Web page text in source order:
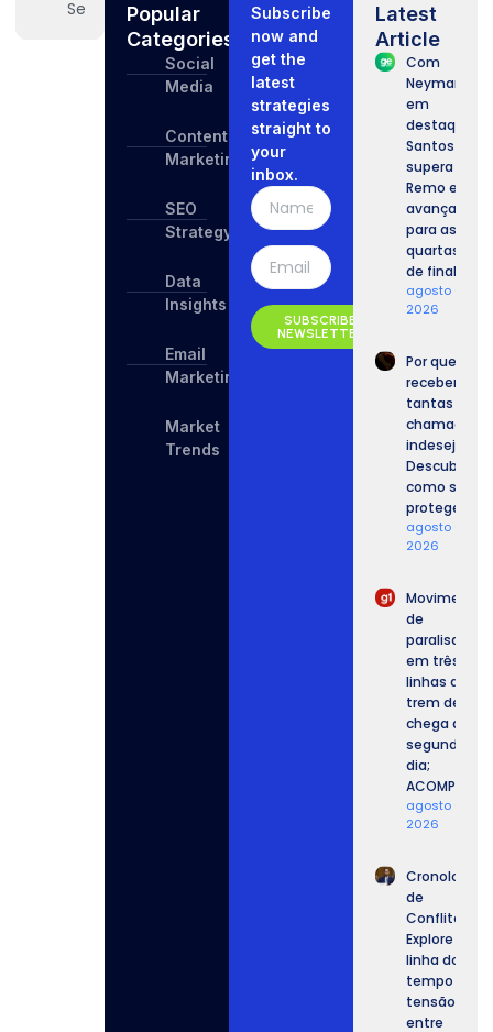
Popular
Categories
Social
Media
Content
Marketing
SEO
Strategy
Data
Insights
Email
Marketing
Market
Trends
Subscribe
now and
get the
latest
strategies
straight to
your
inbox.
SUBSCRIBE
NEWSLETTER
Latest
Article
Com
Neymar
em
destaque,
Santos
supera o
Remo e
avança
para as
quartas
de final.
agosto 6,
2026
Por que
recebemos
tantas
chamadas
Descubra
como se
proteger.
agosto 6,
2026
Movimento
de
paralisação
em três
linhas de
trem de SP
chega ao
segundo
dia;
ACOMPANHE.
agosto 6,
2026
Cronologia
de
Conflitos:
Explore a
linha do
tempo da
tensão
entre